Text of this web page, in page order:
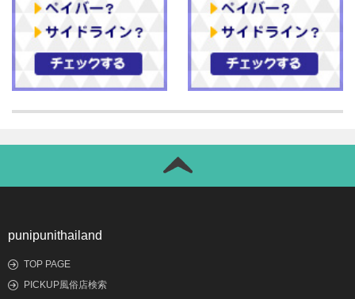
punipunithailand
TOP PAGE
PICKUP風俗店検索